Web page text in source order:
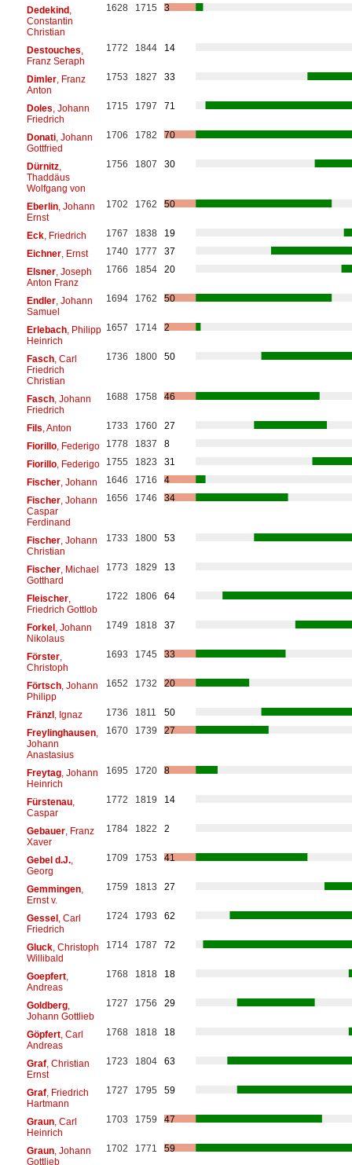
Dedekind,
Constantin
Christian
1628 1715 3
Destouches
Franz Seraph
1772 1844 14
Dimler, Franz
Anton
1753 1827 33
Doles , Johann
Friedrich
1715 1797 71
Donati, Johann
Gottfried
1706 1782 70
Dürnitz,
Thaddäus
Wolfgang von
1756 1807 30
Eberlin, Johann
Ernst
1702 1762 50
Eck, Friedrich 1767 1838
19
Eichner, Ernst 1740 1777
37
Elsner, Joseph
Anton Franz
1766 1854 20
Endler, Johann
Samuel
1694 1762 50
Erlebach, Philipp
Heinrich
1657 1714 2
Fasch, Carl
Friedrich
Christian
1736 1800 50
Fasch, Johann
Friedrich
1688 1758 46
Fils , Anton 1733 1760
27
Fiorillo, Federigo 1778 1837
8
Fiorillo, Federigo 1755 1823
31
Fischer, Johann 1646 1716
4
Fischer, Johann
Caspar
Ferdinand
1656 1746 34
Fischer, Johann
Christian
1733 1800 53
Fischer, Michael
Gotthard
1773 1829 13
Fleischer,
Friedrich Gottlob
1722 1806 64
Forkel, Johann
Nikolaus
1749 1818 37
Förster,
Christoph
1693 1745 33
Förtsch, Johann
Philipp
1652 1732 20
Fränzl, Ignaz 1736 1811
50
Freylinghausen,
Johann
Anastasius
1670 1739 27
Freytag, Johann
Heinrich
1695 1720 8
Fürstenau,
Caspar
1772 1819 14
Gebauer, Franz
Xaver
1784 1822 2
Gebel d.J.,
Georg
1709 1753 41
Gemmingen,
Ernst v.
1759 1813 27
Gessel, Carl
Friedrich
1724 1793 62
Gluck, Christoph
Willibald
1714 1787 72
Goepfert,
Andreas
1768 1818 18
Goldberg,
Johann Gottlieb
1727 1756 29
Göpfert, Carl
Andreas
1768 1818 18
Graf, Christian
Ernst
1723 1804 63
Graf, Friedrich
Hartmann
1727 1795 59
Graun, Carl
Heinrich
1703 1759 47
Graun, Johann
Gottlieb
1702 1771 59